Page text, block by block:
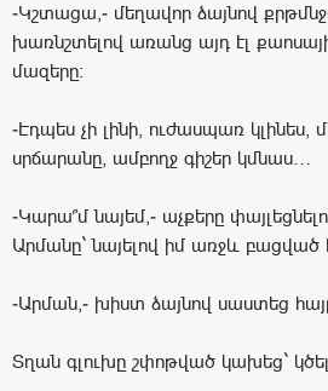
-Կշտացա,- մեղավոր ձայնով
խառնշտելով առանց այդ էլ
մազերը:
-Էդպես չի լինի, ուժասպառ կլինես,
սրճարանը, ամբողջ գիշեր կմնաս…
-Կարա՞մ նայեմ,- աչքերը
Արմանը` նայելով իմ առջև բացված
-Արման,- խիստ ձայնով սաստեց
Տղան գլուխը շփոթված կախեց`